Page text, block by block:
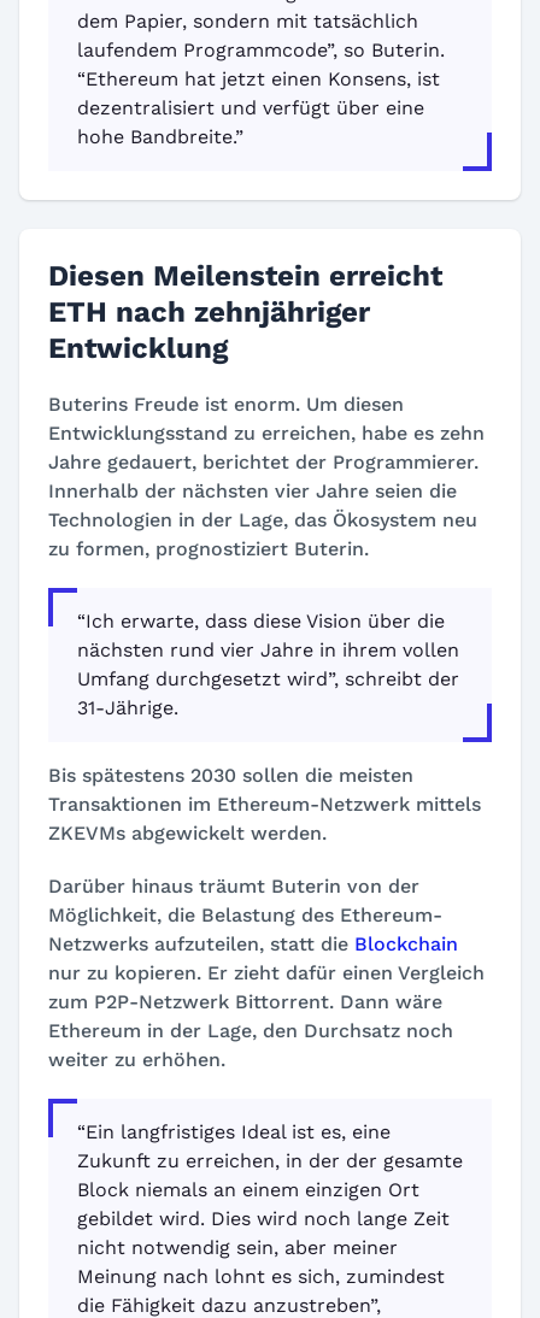
dem Papier, sondern mit tatsächlich
laufendem Programmcode”, so Buterin.
“Ethereum hat jetzt einen Konsens, ist
dezentralisiert und verfügt über eine
hohe Bandbreite.”
Diesen Meilenstein erreicht
ETH nach zehnjähriger
Entwicklung
Buterins Freude ist enorm. Um diesen
Entwicklungsstand zu erreichen, habe es zehn
Jahre gedauert, berichtet der Programmierer.
Innerhalb der nächsten vier Jahre seien die
Technologien in der Lage, das Ökosystem neu
zu formen, prognostiziert Buterin.
“Ich erwarte, dass diese Vision über die
nächsten rund vier Jahre in ihrem vollen
Umfang durchgesetzt wird”, schreibt der
31-Jährige.
Bis spätestens 2030 sollen die meisten
Transaktionen im Ethereum-Netzwerk mittels
ZKEVMs abgewickelt werden.
Darüber hinaus träumt Buterin von der
Möglichkeit, die Belastung des Ethereum-
Netzwerks aufzuteilen, statt die Blockchain
nur zu kopieren. Er zieht dafür einen Vergleich
zum P2P-Netzwerk Bittorrent. Dann wäre
Ethereum in der Lage, den Durchsatz noch
weiter zu erhöhen.
“Ein langfristiges Ideal ist es, eine
Zukunft zu erreichen, in der der gesamte
Block niemals an einem einzigen Ort
gebildet wird. Dies wird noch lange Zeit
nicht notwendig sein, aber meiner
Meinung nach lohnt es sich, zumindest
die Fähigkeit dazu anzustreben”,